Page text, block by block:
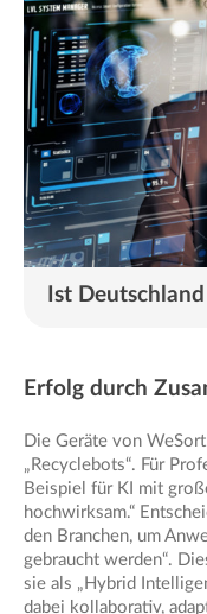
Ist
Erfolg durch
Die Geräte von
„Recyclebots“. Für
Beispiel für KI mit
hochwirksam.“
den Branchen, um
gebraucht werden“.
sie als „Hybrid
dabei kollaborativ,